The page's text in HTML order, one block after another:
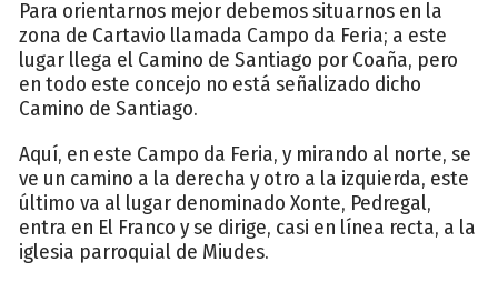
Para orientarnos mejor debemos situarnos en la
zona de Cartavio llamada Campo da Feria; a este
lugar llega el Camino de Santiago por Coaña, pero
en todo este concejo no está señalizado dicho
Camino de Santiago.
Aquí, en este Campo da Feria, y mirando al norte, se
ve un camino a la derecha y otro a la izquierda, este
último va al lugar denominado Xonte, Pedregal,
entra en El Franco y se dirige, casi en línea recta, a la
iglesia parroquial de Miudes.